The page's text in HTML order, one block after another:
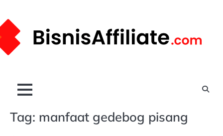
to
content
Tag: manfaat gedebog pisang